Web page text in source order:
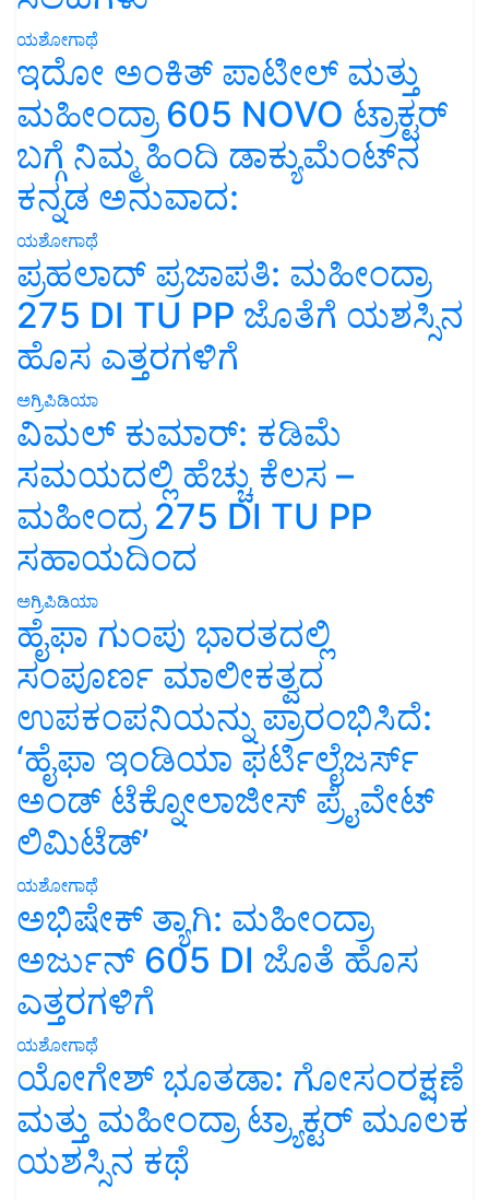
ಯಶೋಗಾಥೆ
ಇದೋ ಅಂಕಿತ್ ಪಾಟೀಲ್ ಮತ್ತು
ಮಹೀಂದ್ರಾ 605 NOVO ಟ್ರಾಕ್ಟರ್
ಬಗ್ಗೆ ನಿಮ್ಮ ಹಿಂದಿ ಡಾಕ್ಯುಮೆಂಟ್‌ನ
ಕನ್ನಡ ಅನುವಾದ:
ಯಶೋಗಾಥೆ
ಪ್ರಹಲಾದ್ ಪ್ರಜಾಪತಿ: ಮಹೀಂದ್ರಾ
275 DI TU PP ಜೊತೆಗೆ ಯಶಸ್ಸಿನ
ಹೊಸ ಎತ್ತರಗಳಿಗೆ
ಅಗ್ರಿಪಿಡಿಯಾ
ವಿಮಲ್ ಕುಮಾರ್: ಕಡಿಮೆ
ಸಮಯದಲ್ಲಿ ಹೆಚ್ಚು ಕೆಲಸ –
ಮಹೀಂದ್ರ 275 DI TU PP
ಸಹಾಯದಿಂದ
ಅಗ್ರಿಪಿಡಿಯಾ
ಹೈಫಾ ಗುಂಪು ಭಾರತದಲ್ಲಿ
ಸಂಪೂರ್ಣ ಮಾಲೀಕತ್ವದ
ಉಪಕಂಪನಿಯನ್ನು ಪ್ರಾರಂಭಿಸಿದೆ:
‘ಹೈಫಾ ಇಂಡಿಯಾ ಫರ್ಟಿಲೈಜರ್ಸ್
ಅಂಡ್ ಟೆಕ್ನೋಲಾಜೀಸ್ ಪ್ರೈವೇಟ್
ಲಿಮಿಟೆಡ್’
ಯಶೋಗಾಥೆ
ಅಭಿಷೇಕ್ ತ್ಯಾಗಿ: ಮಹೀಂದ್ರಾ
ಅರ್ಜುನ್ 605 DI ಜೊತೆ ಹೊಸ
ಎತ್ತರಗಳಿಗೆ
ಯಶೋಗಾಥೆ
ಯೋಗೇಶ್ ಭೂತಡಾ: ಗೋಸಂರಕ್ಷಣೆ
ಮತ್ತು ಮಹೀಂದ್ರಾ ಟ್ರ್ಯಾಕ್ಟರ್ ಮೂಲಕ
ಯಶಸ್ಸಿನ ಕಥೆ